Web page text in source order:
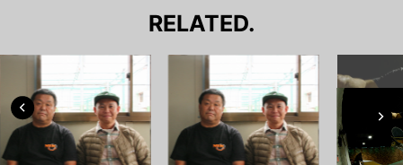
RELATED.